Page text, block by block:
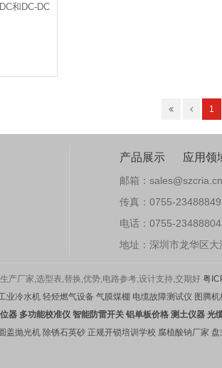
和DC-DC
1
产品展示 应用领
邮箱：sales@szcria.cn
传真：0755-23488849
电话：0755-23488804
地址：深圳市龙华区
产厂家,选型表,替换,优势,电路参考,设计支持,交期好 粤
业冷水机 轻烃燃气设备 气膜煤棚 电缆故障测试仪 图腾机
器 多功能校准仪 智能防雷开关 铝单板价格 测土仪器 光
圆盖抛光机 除锈石英砂 正规开锁培训学校 腐植酸钠厂家 盘